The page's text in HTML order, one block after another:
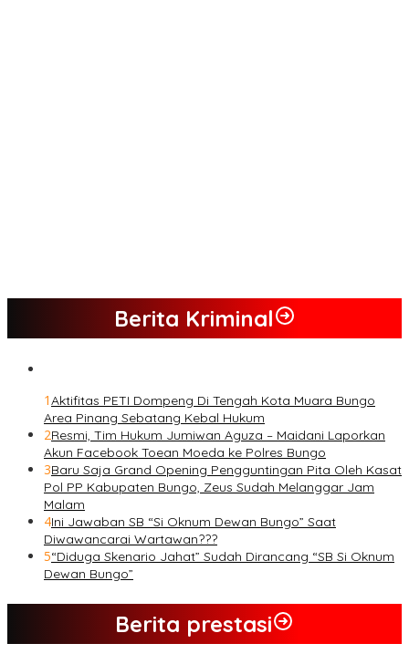
Berita Kriminal
1Aktifitas PETI Dompeng Di Tengah Kota Muara Bungo
Area Pinang Sebatang Kebal Hukum
2Resmi, Tim Hukum Jumiwan Aguza – Maidani Laporkan
Akun Facebook Toean Moeda ke Polres Bungo
3Baru Saja Grand Opening Pengguntingan Pita Oleh Kasat
Pol PP Kabupaten Bungo, Zeus Sudah Melanggar Jam
Malam
4Ini Jawaban SB “Si Oknum Dewan Bungo” Saat
Diwawancarai Wartawan???
5“Diduga Skenario Jahat” Sudah Dirancang “SB Si Oknum
Dewan Bungo”
Berita prestasi